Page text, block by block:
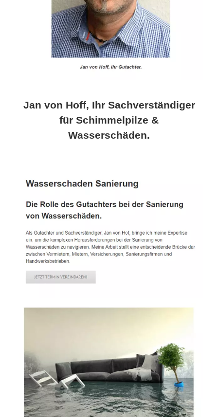
Jan von Hoff, Ihr Sachverständiger
für Schimmelpilze &
Wasserschäden.